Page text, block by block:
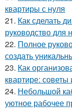
квартиры с нуля
21. Как сделать
руководство для
22. Полное
создать
23. Как
квартире: советы
24. Небольшой
уютное рабочее